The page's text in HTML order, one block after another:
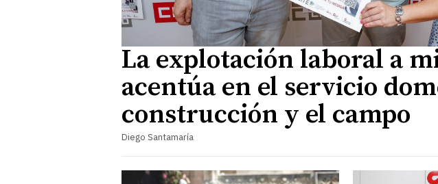
La explotación laboral a
acentúa en el servicio
construcción y el campo
Diego Santamaría